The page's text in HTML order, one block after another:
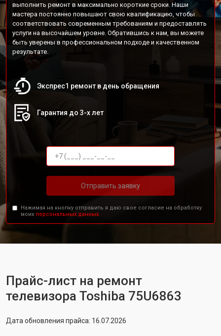
выполнить ремонт в максимально короткие сроки. Наши
мастера постоянно повышают свою квалификацию, чтобы
соответствовать современным требованиям и предоставлять
услуги на высочайшем уровне. Обратившись к нам, вы можете
быть уверены в профессиональном подходе и качественном
результате.
Экспрес1 ремонт в день обращения
Гарантия до 3-х лет
Отправить заявку
Нажимая на кнопку отправить я даю свое согласие на обработку
моих персональных данных.
Прайс-лист на ремонт
телевизора Toshiba 75U6863
Дата обновления прайса: 16.07.2026